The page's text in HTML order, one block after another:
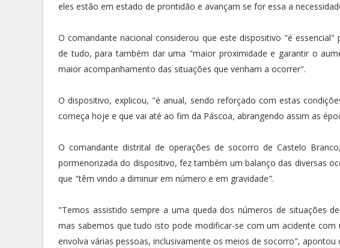
eles estão em estado de prontidão e avançam se for essa a
O comandante nacional considerou que este dispositivo "é
de tudo, para também dar uma "maior proximidade e garantir o
maior acompanhamento das situações que venham a ocorrer".
O dispositivo, explicou, "é anual, sendo reforçado com estas
começa hoje e que vai até ao fim da Páscoa, abrangendo assim as
O comandante distrital de operações de socorro de Castelo
pormenorizada do dispositivo, fez também um balanço das diversas
que "têm vindo a diminuir em número e em gravidade".
"Temos assistido sempre a uma queda dos números de situações
mas sabemos que tudo isto pode modificar-se com um acidente
envolva várias pessoas, inclusivamente os meios de socorro", apontou